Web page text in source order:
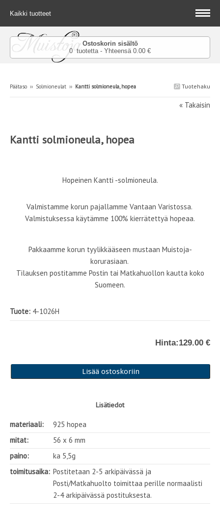
Kaikki tuotteet
Ostoskorin sisältö
0 tuotetta - Yhteensä 0.00 €
Tuotehaku
Päätaso ›› Solmioneulat ›› Kantti solmioneula, hopea
« Takaisin
Kantti solmioneula, hopea
Hopeinen Kantti -solmioneula.
Valmistamme korun pajallamme Vantaan Varistossa.
Valmistuksessa käytämme 100% kierrätettyä hopeaa.
Pakkaamme korun tyylikkääseen mustaan Muistoja-
korurasiaan.
Tilauksen postitamme Postin tai Matkahuollon kautta koko
Suomeen.
Tuote: 4-1026H
Hinta:129.00 €
Lisätiedot
materiaali:
925 hopea
mitat:
56 x 6 mm
paino:
ka 5,5g
toimitusaika: Postitetaan 2-5 arkipäivässä ja
Posti/Matkahuolto toimittaa perille normaalisti
2-4 arkipäivässä postituksesta.